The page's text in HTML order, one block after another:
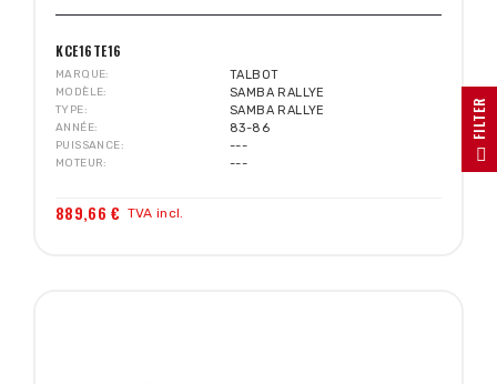
KCE16TE16
MARQUE TALBOT
MODÈLE SAMBA RALLYE
TYPE SAMBA RALLYE
ANNÉE 83-86
PUISSANCE ---
MOTEUR ---
889,66 € TVA incl.
R